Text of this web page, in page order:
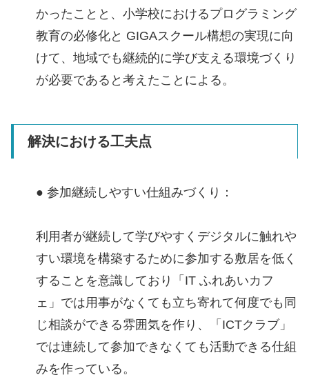
かったことと、小学校におけるプログラミング
教育の必修化と GIGAスクール構想の実現に向
けて、地域でも継続的に学び支える環境づくり
が必要であると考えたことによる。
解決における工夫点
● 参加継続しやすい仕組みづくり：
利用者が継続して学びやすくデジタルに触れや
すい環境を構築するために参加する敷居を低く
することを意識しており「IT ふれあいカフ
ェ」では用事がなくても立ち寄れて何度でも同
じ相談ができる雰囲気を作り、「ICTクラブ」
では連続して参加できなくても活動できる仕組
みを作っている。